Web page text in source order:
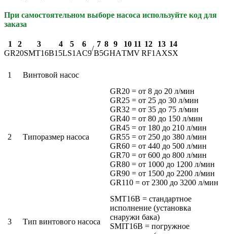
При самостоятельном выборе насоса используйте код для
заказа
1 2 3 4 5 6
/
7 8 9 10 11 12 13 14
GR20SMT16B15LS1 AC9 B5GHATMVRF1 AXSX
1 Винтовой насос
2 Типоразмер насоса
GR20 = от 8 до 20 л/мин
GR25 = от 25 до 30 л/мин
GR32 = от 35 до 75 л/мин
GR40 = от 80 до 150 л/мин
GR45 = от 180 до 210 л/мин
GR55 = от 250 до 380 л/мин
GR60 = от 440 до 500 л/мин
GR70 = от 600 до 800 л/мин
GR80 = от 1000 до 1200 л/мин
GR90 = от 1500 до 2200 л/мин
GR110 = от 2300 до 3200 л/мин
3 Тип винтового насоса
SMT16B = стандартное
исполнение (установка
снаружи бака)
SMIT16B = погружное